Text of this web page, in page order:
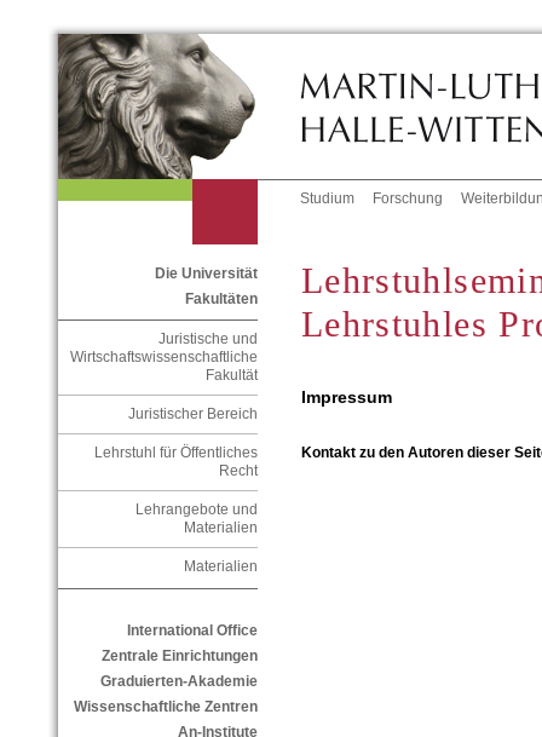
Studium Forschung
Die Universität
Fakultäten
Juristische und
Wirtschaftswissenschaftliche
Fakultät
Juristischer Bereich
Lehrstuhl für Öffentliches
Recht
Lehrangebote und
Materialien
Materialien
International Office
Zentrale Einrichtungen
Graduierten-Akademie
Wissenschaftliche Zentren
An-Institute
Lehrstuhles
Impressum
Kontakt zu den Autoren dieser